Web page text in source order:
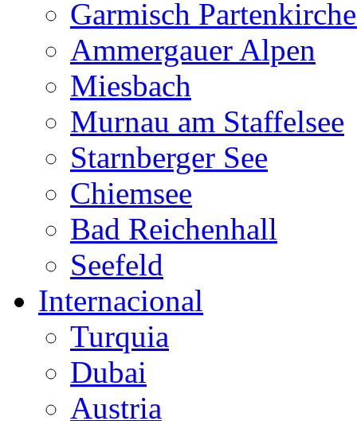
Garmisch
Ammergauer Alpen
Miesbach
Murnau am Staffelsee
Starnberger See
Chiemsee
Bad Reichenhall
Seefeld
Internacional
Turquia
Dubai
Austria